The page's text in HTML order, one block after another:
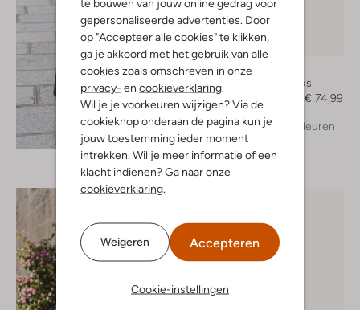
gepersonaliseerde advertenties. Door
op "Accepteer alle cookies" te klikken,
ga je akkoord met het gebruik van alle
cookies zoals omschreven in onze
privacy- en cookieverklaring
Wil je je voorkeuren wijzigen? Via de
cookieknop onderaan de pagina kun je
jouw toestemming ieder moment
intrekken. Wil je meer informatie of een
klacht indienen? Ga naar onze
cookieverklaring
Weigeren Accepteren
Cookie-instellingen
Ontdek de look
-50%
Slingbacks
€ 149,99
€ 74,99
+ meer kleuren